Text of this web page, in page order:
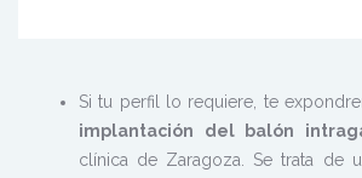
Si tu perfil lo requiere, te
implantación del balón
clínica de Zaragoza. Se trata de